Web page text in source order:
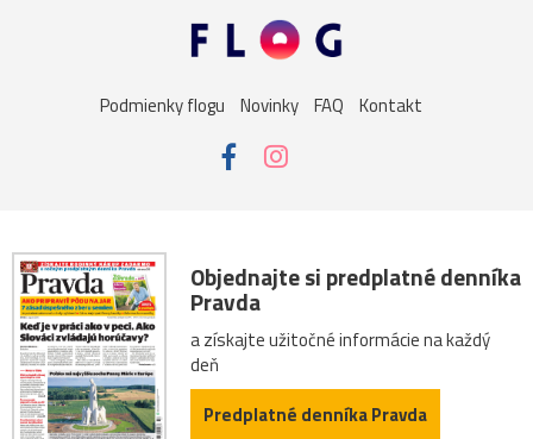
Podmienky flogu Novinky FAQ Kontakt
Objednajte si predplatné denníka
Pravda
a získajte užitočné informácie na každý
deň
Predplatné denníka Pravda